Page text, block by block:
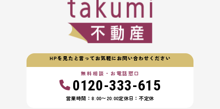
HPを見たと言ってお気軽にお問い合わせください
無料相談・お電話窓口
0120-333-615
営業時間：8:00〜20:00定休日：不定休